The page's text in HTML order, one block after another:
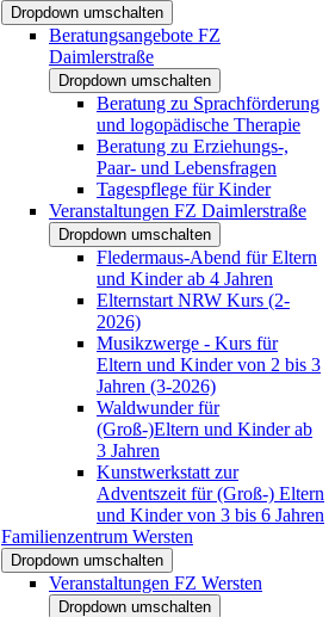
Dropdown umschalten
Beratungsangebote FZ
Daimlerstraße
Dropdown umschalten
Beratung zu Sprachförderung
und logopädische Therapie
Beratung zu Erziehungs-,
Paar- und Lebensfragen
Tagespflege für Kinder
Veranstaltungen FZ Daimlerstraße
Dropdown umschalten
Fledermaus-Abend für Eltern
und Kinder ab 4 Jahren
Elternstart NRW Kurs (2-
2026)
Musikzwerge - Kurs für
Eltern und Kinder von 2 bis 3
Jahren (3-2026)
Waldwunder für
(Groß-)Eltern und Kinder ab
3 Jahren
Kunstwerkstatt zur
Adventszeit für (Groß-) Eltern
und Kinder von 3 bis 6 Jahren
Familienzentrum Wersten
Dropdown umschalten
Veranstaltungen FZ Wersten
Dropdown umschalten